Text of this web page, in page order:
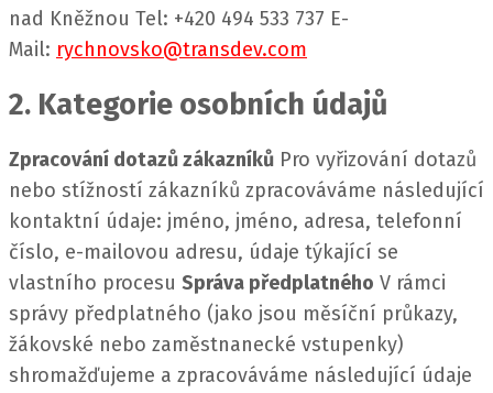
nad Kněžnou Tel: +420 494 533 737 E-
Mail: rychnovsko@transdev.com
2. Kategorie osobních údajů
Zpracování dotazů zákazníků Pro vyřizování dotazů
nebo stížností zákazníků zpracováváme následující
kontaktní údaje: jméno, jméno, adresa, telefonní
číslo, e-mailovou adresu, údaje týkající se
vlastního procesu Správa předplatného V rámci
správy předplatného (jako jsou měsíční průkazy,
žákovské nebo zaměstnanecké vstupenky)
shromažďujeme a zpracováváme následující údaje